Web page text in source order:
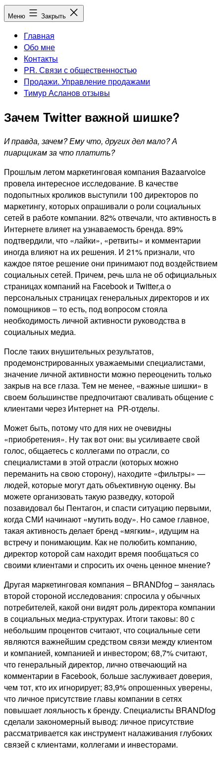
Меню Закрыть
Главная
Обо мне
Контакты
PR. Связи с общественностью
Продажи. Управление продажами
Тимур Асланов отзывы
Зачем Twitter важной шишке?
И правда, зачем? Ему что, других дел мало? А
пиарщикам за что платить?
Прошлым летом маркетинговая компания Bazaarvoice
провела интересное исследование. В качестве
подопытных кроликов выступили 100 директоров по
маркетингу, которых опрашивали о роли социальных
сетей в работе компании. 82% отвечали, что активность в
Интернете влияет на узнаваемость бренда. 89%
подтвердили, что «лайки», «ретвиты» и комментарии
иногда влияют на их решения. И 21% признали, что
каждое пятое решение они принимают под воздействием
социальных сетей. Причем, речь шла не об официальных
страницах компаний на Facebook и Twitter,а о
персональных страницах генеральных директоров и их
помощников – то есть, под вопросом стояла
необходимость личной активности руководства в
социальных медиа.
После таких внушительных результатов,
продемонстрированных уважаемыми специалистами,
значение личной активности можно переоценить только
закрыв на все глаза. Тем не менее, «важные шишки» в
своем большинстве предпочитают сваливать общение с
клиентами через Интернет на PR-отделы.
Может быть, потому что для них не очевидны
«приобретения». Ну так вот они: вы усиливаете свой
голос, общаетесь с коллегами по отрасли, со
специалистами в этой отрасли (которых можно
переманить на свою сторону), находите «фильтры» —
людей, которые могут дать объективную оценку. Вы
можете организовать такую разведку, которой
позавидовал бы Пентагон, и спасти ситуацию первыми,
когда СМИ начинают «мутить воду». Но самое главное,
такая активность делает бренд «мягким», идущим на
встречу и понимающим. Как не полюбить компанию,
директор которой сам находит время пообщаться со
своими клиентами и спросить их очень ценное мнение?
Другая маркетинговая компания – BRANDfog – занялась
второй стороной исследования: спросила у обычных
потребителей, какой они видят роль директора компании
в социальных медиа-структурах. Итоги таковы: 80 с
небольшим процентов считают, что социальные сети
являются важнейшим средством связи между клиентом
и компанией, компанией и инвестором; 68,7% считают,
что генеральный директор, лично отвечающий на
комментарии в Facebook, больше заслуживает доверия,
чем тот, кто их игнорирует; 83,9% опрошенных уверены,
что личное присутствие главы компании в сетях
повышает лояльность к бренду. Специалисты BRANDfog
сделали закономерный вывод: личное присутствие
рассматривается как инструмент налаживания глубоких
связей с клиентами, коллегами и инвесторами.